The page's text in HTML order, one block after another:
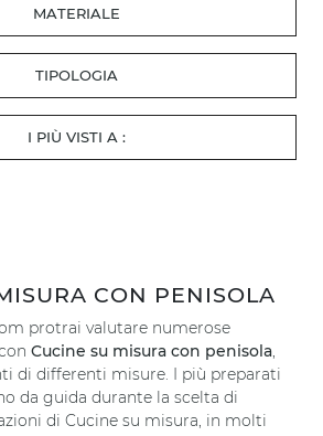
MATERIALE
TIPOLOGIA
I PIÙ VISTI A :
CON PENISOLA
protrai valutare numerose
Cucine su misura con penisola,
di differenti misure. I più preparati
da guida durante la scelta di
di Cucine su misura, in molti